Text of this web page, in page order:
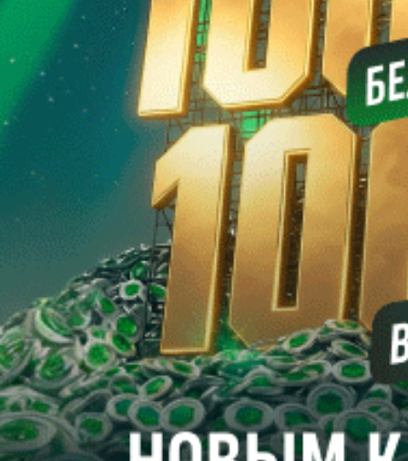
Лучшим футзальным тренером Беларуси третий раз был
признан Александр ЧИБИСОВ — он привел “Столицу” к
золоту в чемпионате страны и выигрышу Кубка. В коллекции
42-летнего специалиста, тренерский дебют которого состоялся
в марте 2022 года, четыре победы в первенстве и по две в
Кубке и Суперкубке Беларуси. Результаты впечатляют.
Корреспондент “ПБ” встретился с Александром Валерьевичем
в день выхода команды из отпуска и побеседовал о днях
минувших и планах на ближайшие месяцы.
Сергей СЕЛИВАНОВ
Хоккей. Кубок Салея. Августовское безумие
Позавчера, 2 августа, взял старт второй по значимости
официальный хоккейный турнир на внутреннем фронте. C
2013 года розыгрыш Кубка Беларуси носит имя
прославленного отечественного хоккеиста Руслана Салея, а